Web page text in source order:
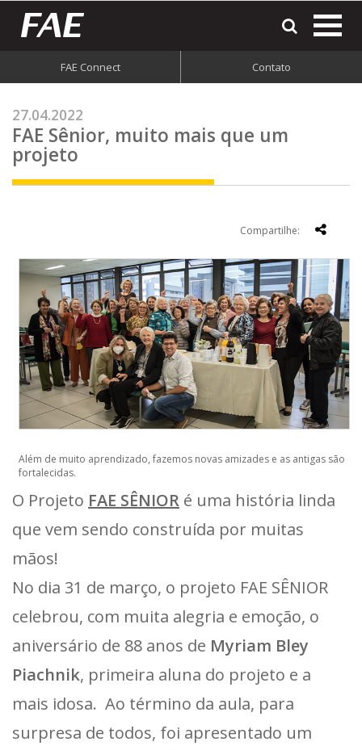
FAE Connect Contato
27.04.2022
FAE Sênior, muito mais que um
projeto
Compartilhe:
Além de muito aprendizado, fazemos novas amizades e as antigas são
fortalecidas.
O Projeto FAE SÊNIOR é uma história linda
que vem sendo construída por muitas
mãos!
No dia 31 de março, o projeto FAE SÊNIOR
celebrou, com muita alegria e emoção, o
aniversário de 88 anos de Myriam Bley
Piachnik, primeira aluna do projeto e a
mais idosa. Ao término da aula, para
surpresa de todos, foi apresentado um